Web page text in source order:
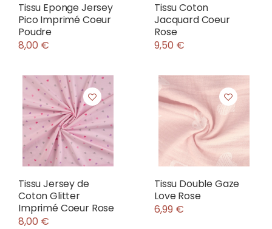
Tissu Eponge Jersey
Pico Imprimé Coeur
Poudre
8,00 €
Tissu Coton
Jacquard Coeur
Rose
9,50 €
Tissu Jersey de
Coton Glitter
Imprimé Coeur Rose
8,00 €
Tissu Double Gaze
Love Rose
6,99 €